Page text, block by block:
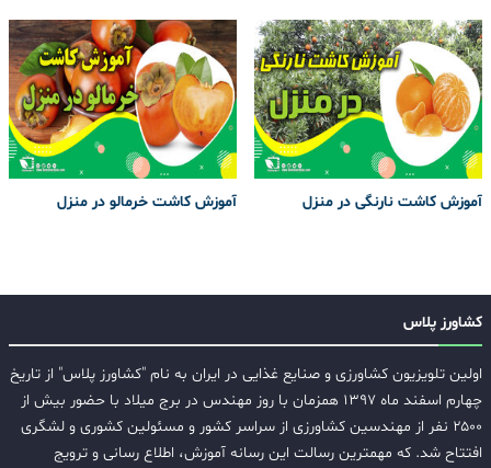
آموزش کاشت نارنگی در منزل آموزش کاشت خرمالو در منزل
کشاورز پلاس
اولین تلویزیون کشاورزی و صنایع غذایی در ایران به نام "کشاورز پلاس" از تاریخ
چهارم اسفند ماه ۱۳۹۷ همزمان با روز مهندس در برج میلاد با حضور بیش از
۲۵۰۰ نفر از مهندسین کشاورزی از سراسر کشور و مسئولین کشوری و لشگری
افتتاح شد. که مهمترین رسالت این رسانه آموزش، اطلاع رسانی و ترویج